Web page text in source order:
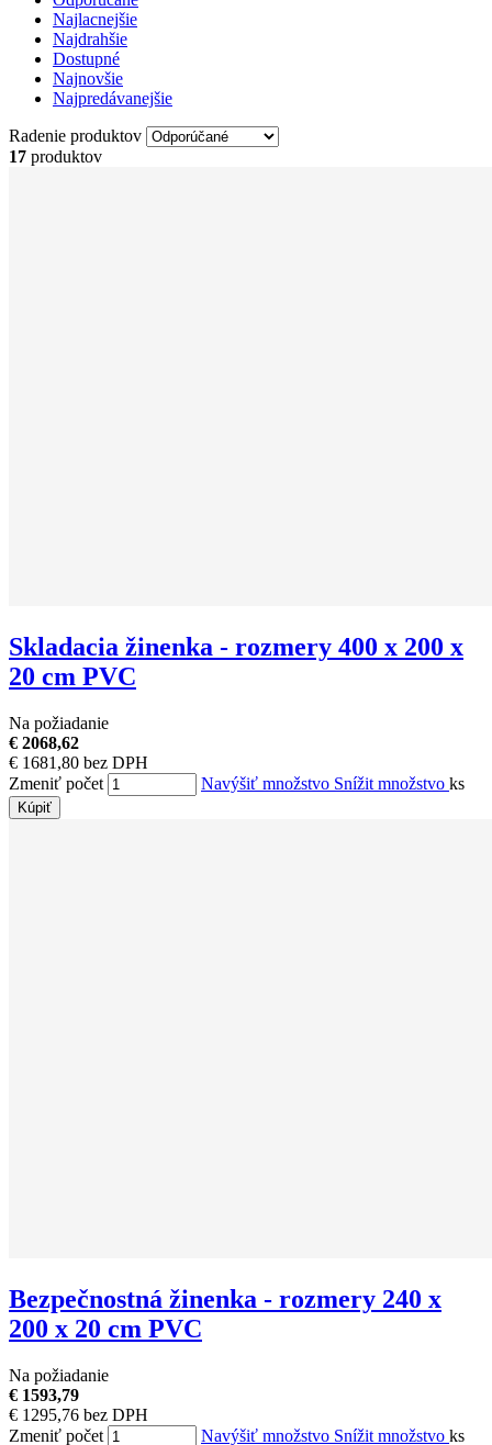
Najlacnejšie
Najdrahšie
Dostupné
Najnovšie
Najpredávanejšie
Radenie produktov
17 produktov
Skladacia žinenka - rozmery 400 x 200 x
20 cm PVC
Na požiadanie
€ 2068,62
€ 1681,80 bez DPH
Zmeniť počet
Navýšiť množstvo Snížit množstvo ks
Kúpiť
Bezpečnostná žinenka - rozmery 240 x
200 x 20 cm PVC
Na požiadanie
€ 1593,79
€ 1295,76 bez DPH
Zmeniť počet
Navýšiť množstvo Snížit množstvo ks